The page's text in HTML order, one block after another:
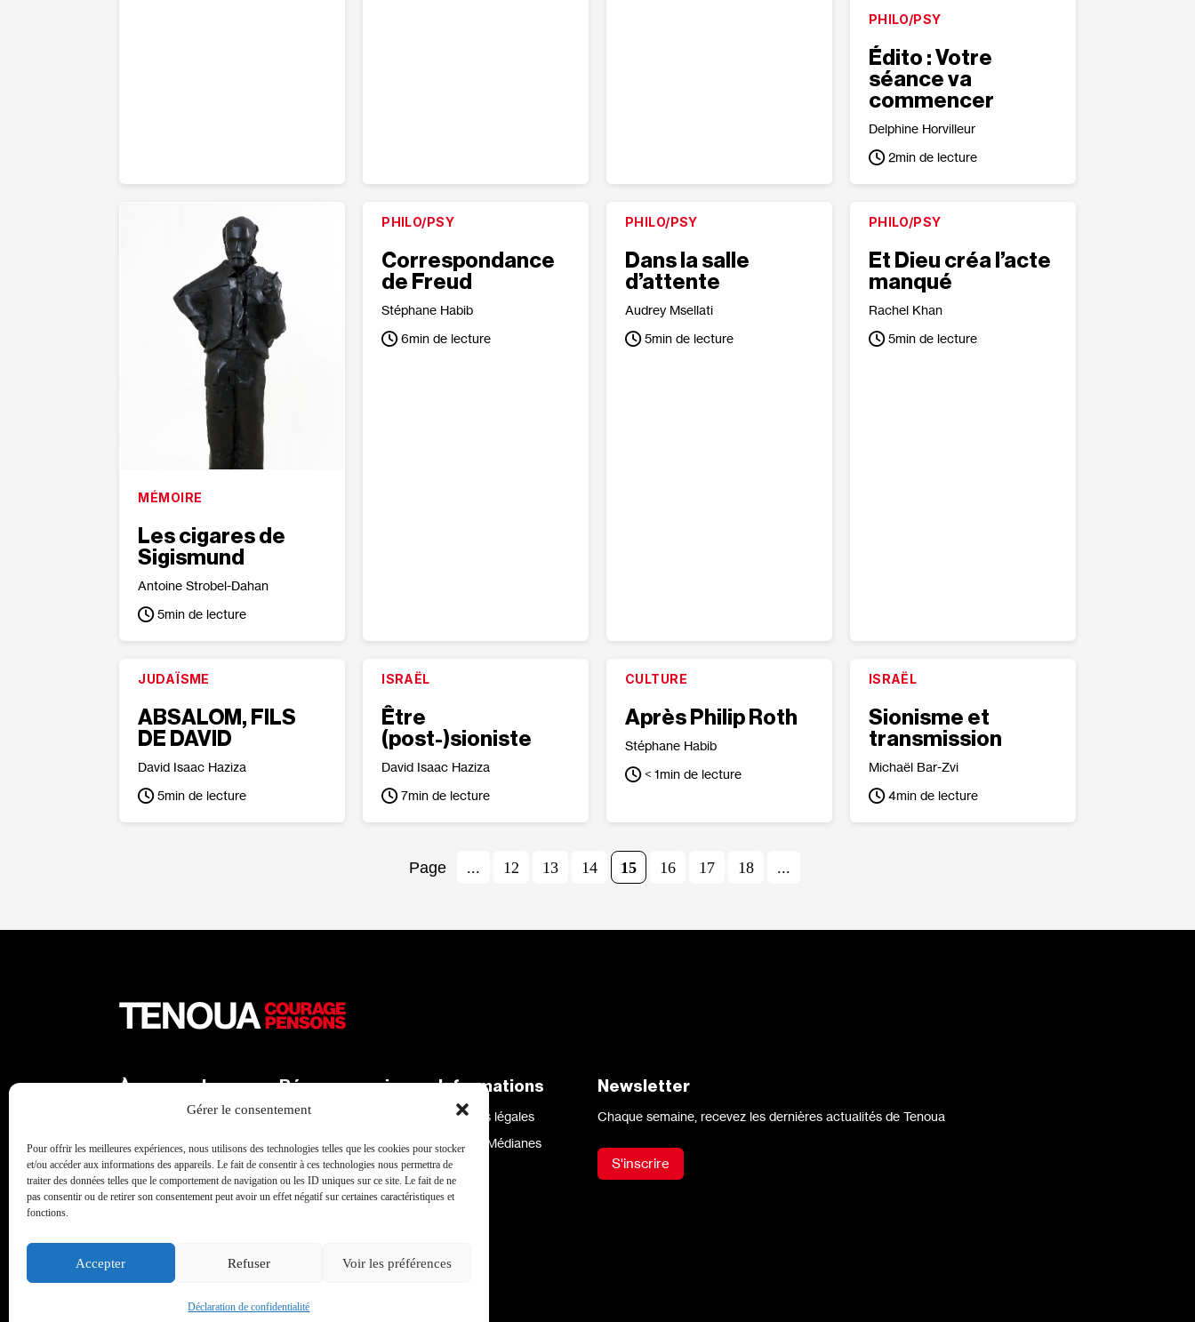
Gérer le consentement
Pour offrir les meilleures expériences, nous utilisons des technologies telles que les cookies pour stocker
et/ou accéder aux informations des appareils. Le fait de consentir à ces technologies nous permettra de
traiter des données telles que le comportement de navigation ou les ID uniques sur ce site. Le fait de ne
pas consentir ou de retirer son consentement peut avoir un effet négatif sur certaines caractéristiques et
fonctions.
Accepter Refuser Voir les préférences
Déclaration de confidentialité
PHILO/PSY
Édito : Votre
séance va
commencer
Delphine Horvilleur
2min de lecture
MÉMOIRE
Les cigares de
Sigismund
Antoine Strobel-Dahan
5min de lecture
PHILO/PSY
Correspondance
de Freud
Stéphane Habib
6min de lecture
PHILO/PSY
Dans la salle
d’attente
Audrey Msellati
5min de lecture
PHILO/PSY
Et Dieu créa l’acte
manqué
Rachel Khan
5min de lecture
JUDAÏSME
ABSALOM, FILS
DE DAVID
David Isaac Haziza
5min de lecture
ISRAËL
Être
(post-)sioniste
David Isaac Haziza
7min de lecture
CULTURE
Après Philip Roth
Stéphane Habib
< 1min de lecture
ISRAËL
Sionisme et
transmission
Michaël Bar-Zvi
4min de lecture
... 12 13 14 15 16 17 18 ...
À propos de
L'équipe
Les partenaires
Archives
Réseaux sociaux
X
Facebook
Instagram
Linkedin
Informations
Mentions légales
Site par Médianes
Newsletter
Chaque semaine, recevez les dernières actualités de Tenoua
S'inscrire